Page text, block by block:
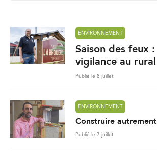
ENVIRONNEMENT
Saison des feux :
vigilance au rural
Publié le 8 juillet
ENVIRONNEMENT
Construire autrement
Publié le 7 juillet